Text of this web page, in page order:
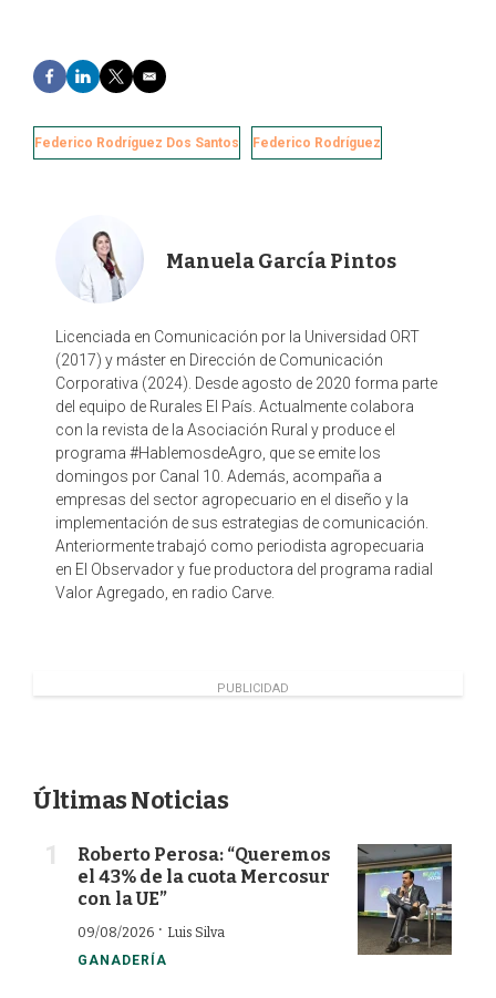
F
a
e
b
L
i
k
e
T
w
t
t
E
m
i
l
Federico Rodríguez Dos Santos Federico Rodríguez
Manuela García Pintos
Licenciada en Comunicación por la Universidad ORT
(2017) y máster en Dirección de Comunicación
Corporativa (2024). Desde agosto de 2020 forma parte
del equipo de Rurales El País. Actualmente colabora
con la revista de la Asociación Rural y produce el
programa #HablemosdeAgro, que se emite los
domingos por Canal 10. Además, acompaña a
empresas del sector agropecuario en el diseño y la
implementación de sus estrategias de comunicación.
Anteriormente trabajó como periodista agropecuaria
en El Observador y fue productora del programa radial
Valor Agregado, en radio Carve.
PUBLICIDAD
Últimas Noticias
Roberto Perosa: “Queremos
el 43% de la cuota Mercosur
con la UE”
09/08/2026 · Luis Silva
GANADERÍA